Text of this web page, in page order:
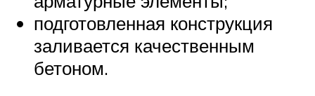
подготовленная конструкция
заливается качественным
бетоном.